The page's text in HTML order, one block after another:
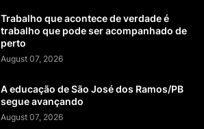
Trabalho que acontece de verdade é
trabalho que pode ser acompanhado de
perto
August 07, 2026
A educação de São José dos Ramos/PB
segue avançando
August 07, 2026